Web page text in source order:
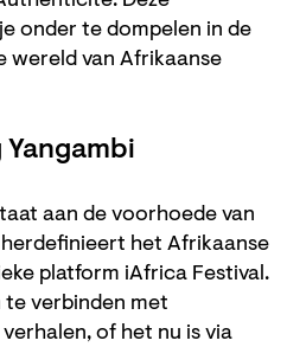
onder te dompelen in de
wereld van Afrikaanse
aan de voorhoede van
het Afrikaanse
platform iAfrica Festival.
te verbinden met
of het nu is via